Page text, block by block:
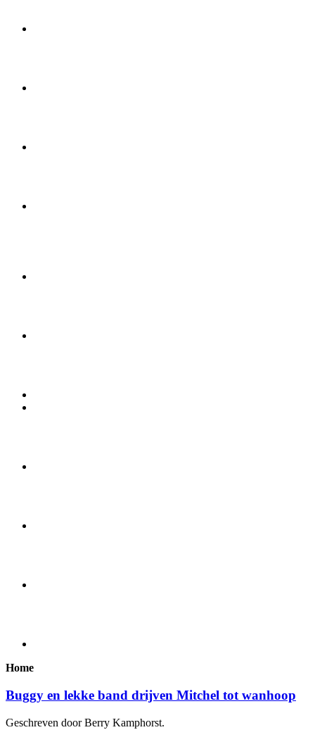
Home
Buggy en lekke band drijven Mitchel tot wanhoop
Geschreven door Berry Kamphorst.